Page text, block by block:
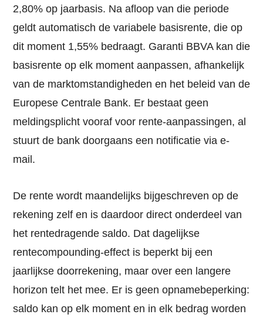
2,80% op jaarbasis. Na afloop van die periode
geldt automatisch de variabele basisrente, die op
dit moment 1,55% bedraagt. Garanti BBVA kan die
basisrente op elk moment aanpassen, afhankelijk
van de marktomstandigheden en het beleid van de
Europese Centrale Bank. Er bestaat geen
meldingsplicht vooraf voor rente-aanpassingen, al
stuurt de bank doorgaans een notificatie via e-
mail.
De rente wordt maandelijks bijgeschreven op de
rekening zelf en is daardoor direct onderdeel van
het rentedragende saldo. Dat dagelijkse
rentecompounding-effect is beperkt bij een
jaarlijkse doorrekening, maar over een langere
horizon telt het mee. Er is geen opnamebeperking:
saldo kan op elk moment en in elk bedrag worden